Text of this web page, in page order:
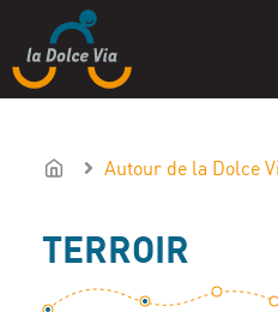
Autour de la Dolce
TERROIR